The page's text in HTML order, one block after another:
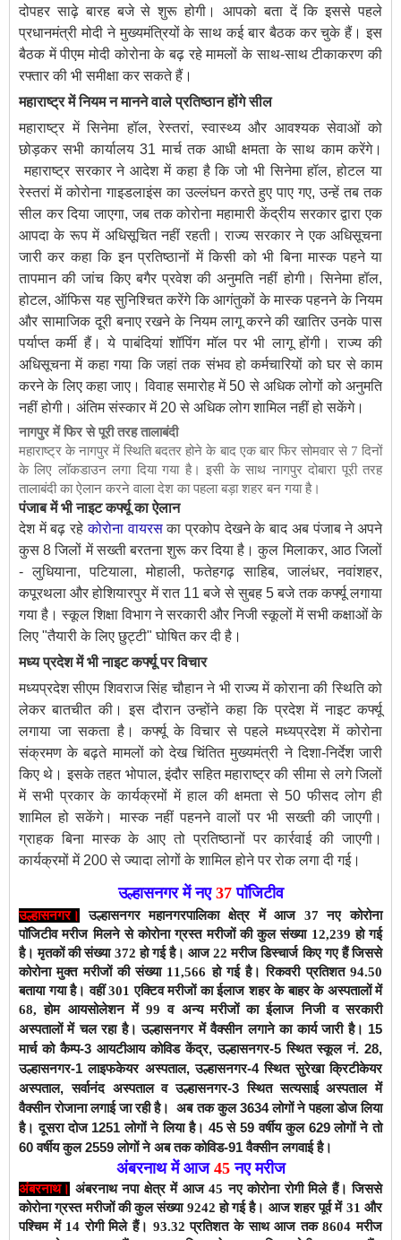
दोपहर साढ़े बारह बजे से शुरू होगी। आपको बता दें कि इससे पहले
प्रधानमंत्री मोदी ने मुख्यमंत्रियों के साथ कई बार बैठक कर चुके हैं। इस
बैठक में पीएम मोदी कोरोना के बढ़ रहे मामलों के साथ-साथ टीकाकरण की
रफ्तार की भी समीक्षा कर सकते हैं।
महाराष्ट्र में नियम न मानने वाले प्रतिष्ठान होंगे सील
महाराष्ट्र में सिनेमा हॉल, रेस्तरां, स्वास्थ्य और आवश्यक सेवाओं को
छोड़कर सभी कार्यालय 31 मार्च तक आधी क्षमता के साथ काम करेंगे।
महाराष्‍ट्र सरकार ने आदेश में कहा है कि जो भी सिनेमा हॉल, होटल या
रेस्तरां में कोरोना गाइडलाइंस का उल्लंघन करते हुए पाए गए, उन्‍हें तब तक
सील कर दिया जाएगा, जब तक कोरोना महामारी केंद्रीय सरकार द्वारा एक
आपदा के रूप में अधिसूचित नहीं रहती। राज्य सरकार ने एक अधिसूचना
जारी कर कहा कि इन प्रतिष्ठानों में किसी को भी बिना मास्क पहने या
तापमान की जांच किए बगैर प्रवेश की अनुमति नहीं होगी। सिनेमा हॉल,
होटल, ऑफिस यह सुनिश्चित करेंगे कि आगंतुकों के मास्क पहनने के नियम
और सामाजिक दूरी बनाए रखने के नियम लागू करने की खातिर उनके पास
पर्याप्त कर्मी हैं। ये पाबंदियां शॉपिंग मॉल पर भी लागू होंगी। राज्य की
अधिसूचना में कहा गया कि जहां तक संभव हो कर्मचारियों को घर से काम
करने के लिए कहा जाए। विवाह समारोह में 50 से अधिक लोगों को अनुमति
नहीं होगी। अंतिम संस्कार में 20 से अधिक लोग शामिल नहीं हो सकेंगे।
नागपुर में फिर से पूरी तरह तालाबंदी
महाराष्ट्र के नागपुर में स्थिति बदतर होने के बाद एक बार फिर सोमवार से 7 दिनों
के लिए लॉकडाउन लगा दिया गया है। इसी के साथ नागपुर दोबारा पूरी तरह
तालाबंदी का ऐलान करने वाला देश का पहला बड़ा शहर बन गया है।
पंजाब में भी नाइट कर्फ्यू का ऐलान
देश में बढ़ रहेकोरोना वायरसका प्रकोप देखने के बाद अब पंजाब ने अपने
कुस 8 जिलों में सख्ती बरतना शुरू कर दिया है। कुल मिलाकर, आठ जिलों
- लुधियाना, पटियाला, मोहाली, फतेहगढ़ साहिब, जालंधर, नवांशहर,
कपूरथला और होशियारपुर में रात 11 बजे से सुबह 5 बजे तक कर्फ्यू लगाया
गया है। स्कूल शिक्षा विभाग ने सरकारी और निजी स्कूलों में सभी कक्षाओं के
लिए "तैयारी के लिए छुट्टी" घोषित कर दी है।
मध्य प्रदेश में भी नाइट कर्फ्यू पर विचार
मध्यप्रदेश सीएम शिवराज सिंह चौहान ने भी राज्य में कोराना की स्थिति को
लेकर बातचीत की। इस दौरान उन्होंने कहा कि प्रदेश में नाइट कर्फ्यू
लगाया जा सकता है। कर्फ्यू के विचार से पहले मध्यप्रदेश में कोरोना
संक्रमण के बढ़ते मामलों को देख चिंतित मुख्यमंत्री ने दिशा-निर्देश जारी
किए थे। इसके तहत भोपाल, इंदौर सहित महाराष्ट्र की सीमा से लगे जिलों
में सभी प्रकार के कार्यक्रमों में हाल की क्षमता से 50 फीसद लोग ही
शामिल हो सकेंगे। मास्क नहीं पहनने वालों पर भी सख्ती की जाएगी।
ग्राहक बिना मास्क के आए तो प्रतिष्ठानों पर कार्रवाई की जाएगी।
कार्यक्रमों में 200 से ज्यादा लोगों के शामिल होने पर रोक लगा दी गई।
उल्हासनगर में नए 37 पाॅजिटीव
उल्हासनगर। उल्हासनगर महानगरपालिका क्षेत्र मेंआज 37नए कोरोना
पाॅजिटीव मरीज मिलने से कोरोना ग्रस्त मरीजों की कुल संख्या 12,239 हो गई
है। मृतकों की संख्या 372 हो गई है।आज 22 मरीज डिस्चार्ज किए गए हैं जिससे
कोरोना मुक्त मरीजों की संख्या 11,566 हो गई है। रिकवरी प्रतिशत 94.50
बताया गया है। वहीं301 एक्टिव मरीजोंका ईलाज शहर के बाहर के अस्पतालों में
68, होम आयसोलेशन में 99 व अन्य मरीजों का ईलाज निजी व सरकारी
अस्पतालों में चल रहा है।उल्हासनगर में वैक्सीन लगाने का कार्य जारी है। 15
मार्च को कैम्प-3 आयटीआय कोविड केंद्र, उल्हासनगर-5 स्थित स्कूल नं. 28,
उल्हासनगर-1 लाइफकेयर अस्पताल, उल्हासनगर-4 स्थित सुरेखा क्रिटीकेयर
अस्पताल, सर्वानंद अस्पताल व उल्हासनगर-3 स्थित सत्यसाई अस्पताल में
वैक्सीन रोजाना लगाई जा रही है। अब तक कुल 3634 लोगों ने पहला डोज लिया
है। दूसरा दोज 1251 लोगों ने लिया है। 45 से 59 वर्षीय कुल 629 लोगों ने तो
60 वर्षीय कुल 2559 लोगों ने अब तक कोविड-91 वैक्सीन लगवाई है।
अंबरनाथ में आज 45 नए मरीज
अंबरनाथ। अंबरनाथ नपा क्षेत्र में आज 45 नए कोरोना रोगी मिले हैं। जिससे
कोरोना ग्रस्त मरीजों की कुल संख्या 9242 हो गई है। आज शहर पूर्व में 31 और
पश्चिम में 14 रोगी मिले हैं। 93.32 प्रतिशत के साथआज तक 8604 मरीज